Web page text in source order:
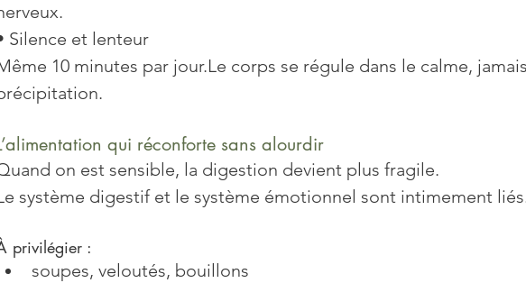
Silence et lenteur
10 minutes par jour.Le corps se régule dans le calme,
qui réconforte sans alourdir
on est sensible, la digestion devient plus fragile.
système digestif et le système émotionnel sont intimement
privilégier :
soupes, veloutés, bouillons